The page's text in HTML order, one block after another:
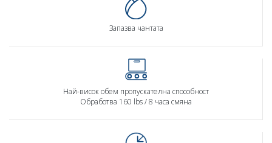
Запазва чантата
Най-висок обем пропускателна способност
Обработва 160 lbs / 8 часа смяна